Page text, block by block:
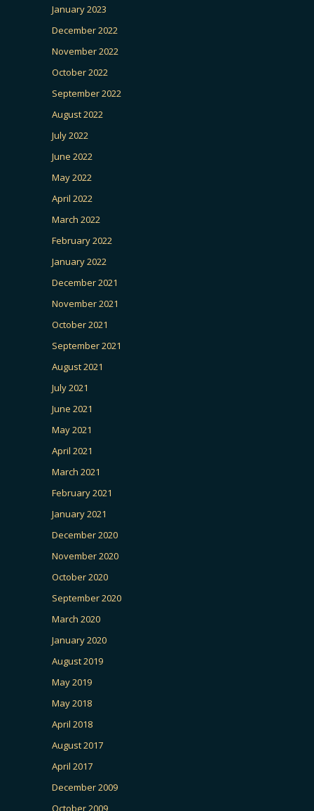
January 2023
December 2022
November 2022
October 2022
September 2022
August 2022
July 2022
June 2022
May 2022
April 2022
March 2022
February 2022
January 2022
December 2021
November 2021
October 2021
September 2021
August 2021
July 2021
June 2021
May 2021
April 2021
March 2021
February 2021
January 2021
December 2020
November 2020
October 2020
September 2020
March 2020
January 2020
August 2019
May 2019
May 2018
April 2018
August 2017
April 2017
December 2009
October 2009